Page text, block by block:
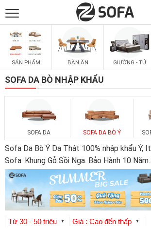
SẢN PHẨM
SOFAS
PHÒNG ĂN
PHÒNG KHÁCH
LIÊN HỆ
SẢN PHẨM BÀN ĂN GIƯỜNG - TỦ
SOFA DA BÒ NHẬP KHẨU
SOFA DA SOFA DA BÒ Ý
Sofa Da Bò Ý Da Thật 100% nhập khẩu Ý,
Sofa. Khung Gỗ Sồi Nga. Bảo Hành 10 Năm
Từ 30 - 50 triệu ▼ Giá : Cao đến thấp ▼